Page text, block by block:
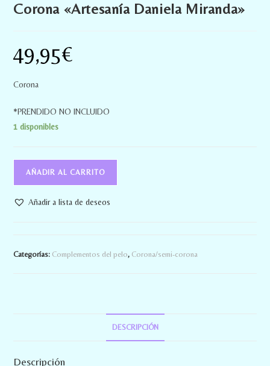
Corona «Artesanía Daniela Miranda»
49,95€
Corona
*PRENDIDO NO INCLUIDO
1 disponibles
AÑADIR AL CARRITO
Añadir a lista de deseos
Categorías: Complementos del pelo, Corona/semi-corona
DESCRIPCIÓN
Descripción